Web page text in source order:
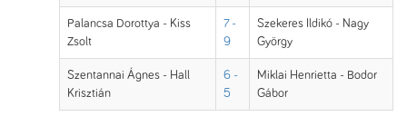
Palancsa Dorottya - Kiss
Zsolt
7 -
9
Szekeres Ildikó - Nagy
György
Szentannai Ágnes - Hall
Krisztián
6 -
5
Miklai Henrietta - Bodor
Gábor